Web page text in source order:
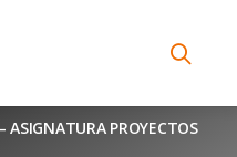
ASIGNATURA PROYECTOS